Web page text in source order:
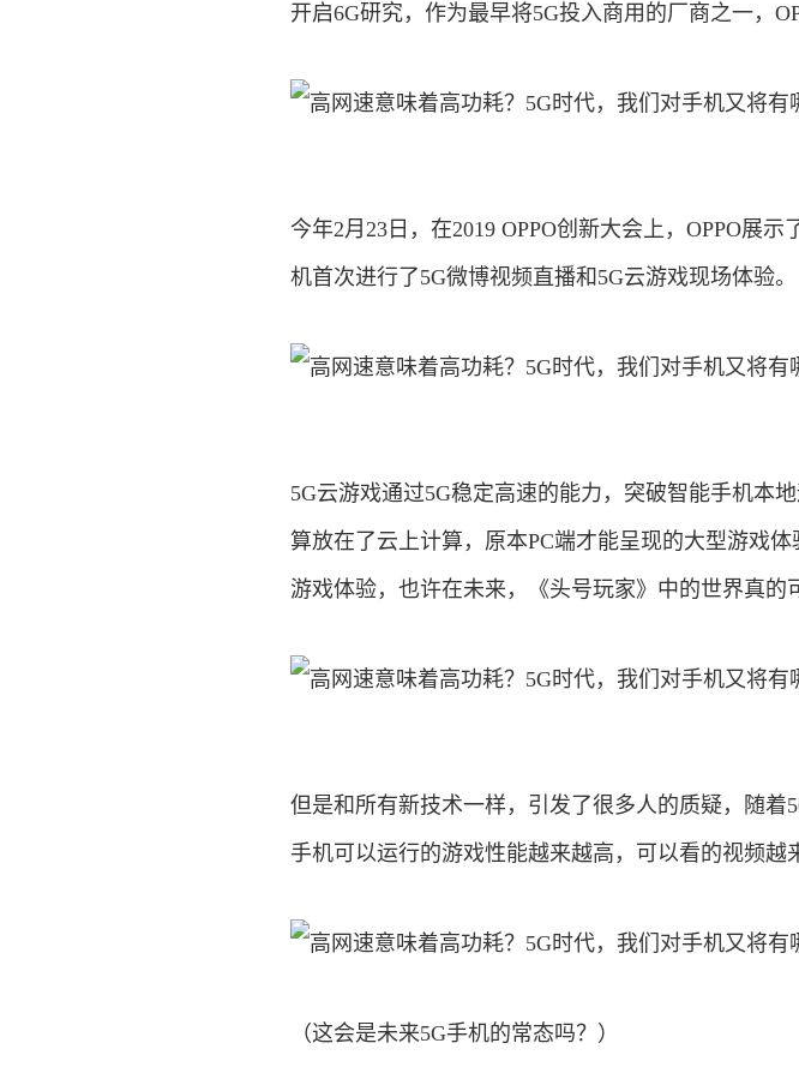
开启6G研究，作为最早将5G投入商用的厂商之一，
今年2月23日，在2019 OPPO创新大会上，OPPO展
机首次进行了5G微博视频直播和5G云游戏现场体验。
5G云游戏通过5G稳定高速的能力，突破智能手机本
算放在了云上计算，原本PC端才能呈现的大型游戏
游戏体验，也许在未来，《头号玩家》中的世界真的
但是和所有新技术一样，引发了很多人的质疑，随着
手机可以运行的游戏性能越来越高，可以看的视频越
（这会是未来5G手机的常态吗？）